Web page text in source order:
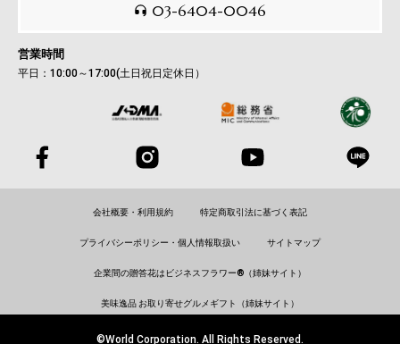
03-6404-0046
営業時間
平日：10:00～17:00(土日祝日定休日）
会社概要・利用規約 特定商取引法に基づく表記
プライバシーポリシー・個人情報取扱い サイトマップ
企業間の贈答花はビジネスフラワー®（姉妹サイト）
美味逸品 お取り寄せグルメギフト（姉妹サイト）
©World Corporation. All Rights Reserved.